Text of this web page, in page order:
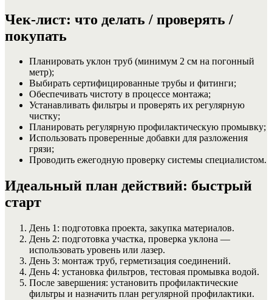
Чек-лист: что делать / проверять /
покупать
Планировать уклон труб (минимум 2 см на погонный
метр);
Выбирать сертифицированные трубы и фитинги;
Обеспечивать чистоту в процессе монтажа;
Устанавливать фильтры и проверять их регулярную
чистку;
Планировать регулярную профилактическую промывку;
Использовать проверенные добавки для разложения
грязи;
Проводить ежегодную проверку системы специалистом.
Идеальный план действий: быстрый
старт
День 1: подготовка проекта, закупка материалов.
День 2: подготовка участка, проверка уклона —
использовать уровень или лазер.
День 3: монтаж труб, герметизация соединений.
День 4: установка фильтров, тестовая промывка водой.
После завершения: установить профилактические
фильтры и назначить план регулярной профилактики.